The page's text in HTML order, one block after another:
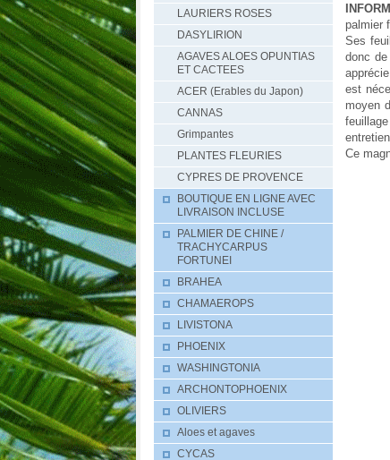
palmier
Ses
donc
est
moyen
Ce
LAURIERS ROSES
DASYLIRION
AGAVES ALOES OPUNTIAS
ET CACTEES
ACER (Erables du Japon)
CANNAS
Grimpantes
PLANTES FLEURIES
CYPRES DE PROVENCE
BOUTIQUE EN LIGNE AVEC
LIVRAISON INCLUSE
PALMIER DE CHINE /
TRACHYCARPUS
FORTUNEI
BRAHEA
CHAMAEROPS
LIVISTONA
PHOENIX
WASHINGTONIA
ARCHONTOPHOENIX
OLIVIERS
Aloes et agaves
CYCAS